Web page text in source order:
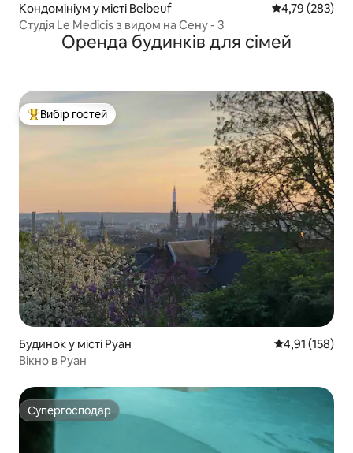
Кондомініум у місті Belbeuf Середня
4,79 (283)
Студія Le Medicis з видом на Сену - 3
Оренда будинків для сімей
Топ вибір гостей
Вибір гостей
Будинок у місті Руан Середня
4,91 (158)
Вікно в Руан
Супергосподар
Супергосподар